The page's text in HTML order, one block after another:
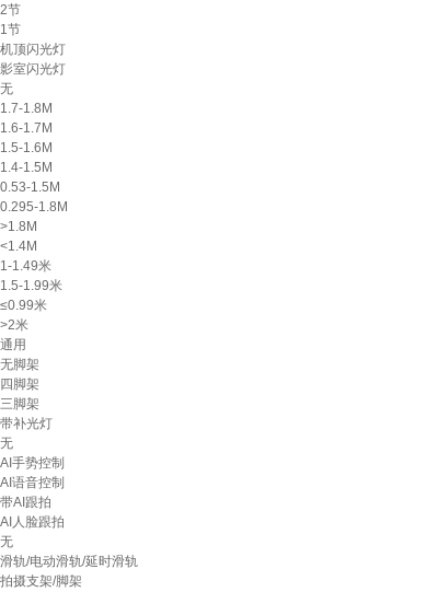
2节
1节
机顶闪光灯
影室闪光灯
无
1.7-1.8M
1.6-1.7M
1.5-1.6M
1.4-1.5M
0.53-1.5M
0.295-1.8M
>1.8M
<1.4M
1-1.49米
1.5-1.99米
≤0.99米
>2米
通用
无脚架
四脚架
三脚架
带补光灯
无
AI手势控制
AI语音控制
带AI跟拍
AI人脸跟拍
无
滑轨/电动滑轨/延时滑轨
拍摄支架/脚架